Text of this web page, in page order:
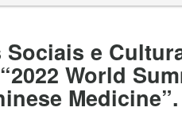
e
World
Medicine”.